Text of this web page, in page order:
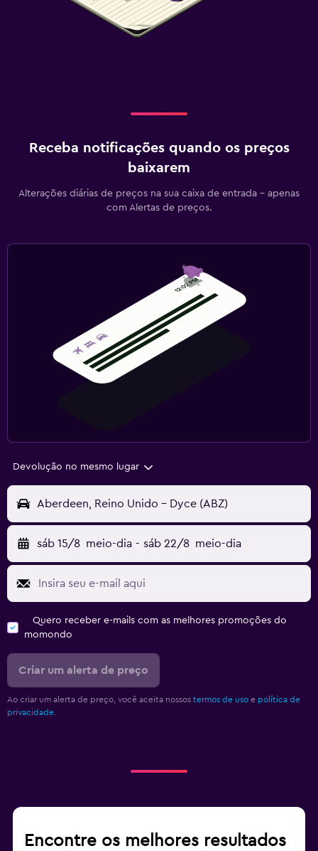
Receba notificações quando os preços
baixarem
Alterações diárias de preços na sua caixa de entrada - apenas
com Alertas de preços.
Devolução no mesmo lugar
Aberdeen, Reino Unido - Dyce (ABZ)
sáb 15/8 meio-dia - sáb 22/8 meio-dia
Quero receber e-mails com as melhores promoções do
momondo
Criar um alerta de preço
Ao criar um alerta de preço, você aceita nossos termos de uso e política de
privacidade.
Encontre os melhores resultados